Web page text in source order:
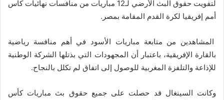
لتفويت حقوق البث الأرضي لـ12 مباريات من منافسات نهائيات كاس
أمم إفريقيا لكرة القدم المقامة بمصر.
المشاهدين من متابعة مباريات الأسود في أهم منافسة رياضية
بالقارة الإفريقية، باعتبار أن المجهودات التي بذتلها الشركة الوطنية
للإذاعة والتلفزة المغربية للوصول إلى اتفاق لم تكلل بالنجاح.
وكانت السينغال قد حصلت على جميع حقوق بث مباريات كأس